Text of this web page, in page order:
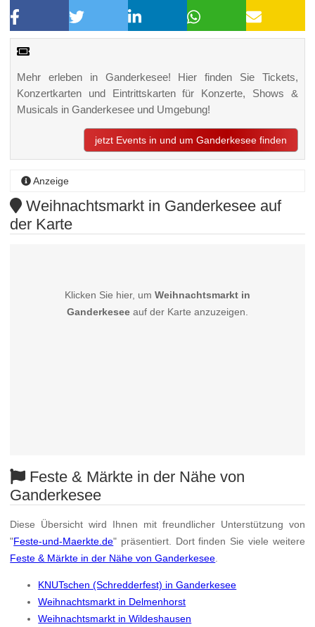
Mehr erleben in Ganderkesee! Hier finden Sie Tickets,
Konzertkarten und Eintrittskarten für Konzerte, Shows &
Musicals in Ganderkesee und Umgebung!
jetzt Events in und um Ganderkesee finden
Anzeige
Weihnachtsmarkt in Ganderkesee auf
der Karte
Klicken Sie hier, um Weihnachtsmarkt in
Ganderkeseeauf der Karte anzuzeigen.
Feste & Märkte in der Nähe von
Ganderkesee
Diese Übersicht wird Ihnen mit freundlicher Unterstützung von
"Feste-und-Maerkte.de" präsentiert. Dort finden Sie viele weitere
Feste & Märkte in der Nähe von Ganderkesee
KNUTschen (Schredderfest) in Ganderkesee
Weihnachtsmarkt in Delmenhorst
Weihnachtsmarkt in Wildeshausen